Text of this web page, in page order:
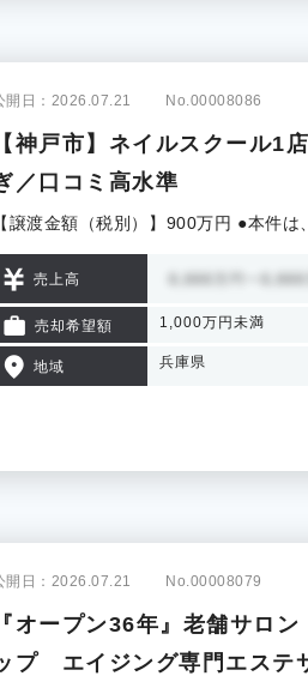
開日：2026.07.21 No.00008086
神戸市】ネイルスクール1
／口コミ高水準
譲渡金額（税別）】900万円 ●本件
売上高
売却希望額 1,000万円未満
地域 兵庫県
開日：2026.07.21 No.00008079
オープン36年』老舗サロ
プ エイジング専門エステ